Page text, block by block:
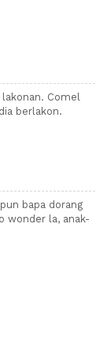
Comel
berlakon.
bapa dorang
wonder la, anak-